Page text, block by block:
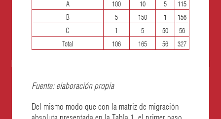
A 100 10 5 115
B 5 150 1 156
C 1 5 50 56
Total 106 165 56 327
Fuente: elaboración propia
Del mismo modo que con la matriz de migración
absoluta presentada en la Tabla 1, el primer paso